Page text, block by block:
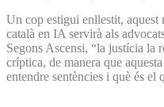
Un cop estigui enllestit,
català en IA servirà als
Segons Ascensi, “la justícia la
críptica, de manera que
entendre sentències i què és el